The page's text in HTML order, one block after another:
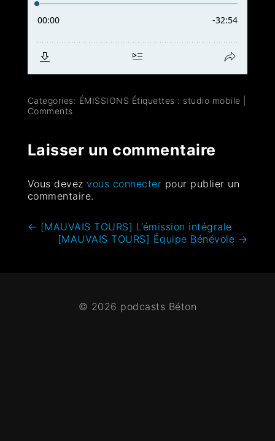
Categories: ÉMISSIONS Étiquettes : studio mobile
Comments
Laisser un commentaire
Vous devezvous connecter pour publier un
commentaire.
← [MAUVAIS TOURS] L’émission intégrale
[MAUVAIS TOURS] Équipe Bénévole →
© 2026 podcasts Béton